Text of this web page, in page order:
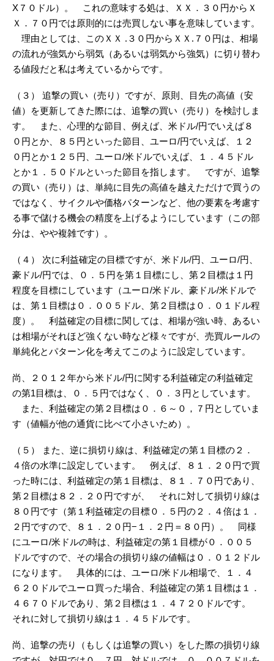
X７０ドル）。 これの意味する処は、ＸＸ．３０円からＸ
Ｘ．７０円では原則的には売買しない事を意味しています。
理由としては、このＸＸ .３０円からＸＸ.７０円は、相場
の流れが強気から弱気（あるいは弱気から強気）に切り替わ
る値段だと私は考えているからです。
（３） 追撃の買い（売り）ですが、原則、目先の高値（安
値）を更新してきた際には、追撃の買い（売り）を検討しま
す。 また、心理的な節目、例えば、米ドル/円でいえば８
０円とか、８５円といった節目、ユーロ/円でいえば、１２
０円とか１２５円、ユーロ/米ドルでいえば、１．４５ドル
とか１．５０ドルといった節目を指します。 ですが、追撃
の買い（売り）は、単純に目先の高値を越えただけで買うの
ではなく、サイクルや価格パターンなど、他の要素を考慮す
る事で儲ける機会の精度を上げるようにしています（この部
分は、やや複雑です）。
（４） 次に利益確定の目標ですが、米ドル/円、ユーロ/円、
豪ドル/円では、０．５円を第１目標にし、第２目標は１円
程度を目標にしています（ユーロ/米ドル、豪ドル/米ドルで
は、第１目標は０．００５ドル、第２目標は０．０１ドル程
度）。 利益確定の目標に関しては、相場が強い時、あるい
は相場がそれほど強くない時など様々ですが、売買ルールの
単純化とパターン化を考えてこのように設定しています。
尚、２０１２年から米ドル/円に関する利益確定の利益確定
の第1目標は、０．５円ではなく、０．３円としています。
また、利益確定の第２目標は０．６～０，７円としていま
す（値幅が他の通貨に比べて小さいため）。
（５） また、逆に損切り線は、利益確定の第１目標の２．
４倍の水準に設定しています。 例えば、８１．２０円で買
った時には、利益確定の第１目標は、８１．７０円であり、
第２目標は８２．２０円ですが、 それに対して損切り線は
８０円です（第１利益確定の目標０．５円の２．４倍は１．
２円ですので、８１．２０円−１．２円＝８０円）。 同様
にユーロ/米ドルの時は、利益確定の第１目標が０．００５
ドルですので、その場合の損切り線の値幅は０．０１２ドル
になります。 具体的には、ユーロ/米ドル相場で、１．４
６２０ドルでユーロ買った場合、利益確定の第１目標は１．
４６７０ドルであり、第２目標は１．４７２０ドルです。
それに対して損切り線は１．４５ドルです。
尚、追撃の売り（もしくは追撃の買い）をした際の損切り線